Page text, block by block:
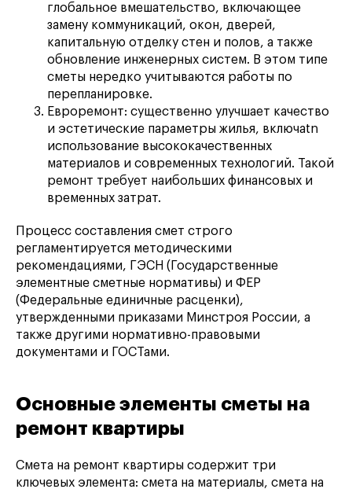
глобальное вмешательство, включающее
замену коммуникаций, окон, дверей,
капитальную отделку стен и полов, а также
обновление инженерных систем. В этом типе
сметы нередко учитываются работы по
перепланировке.
Евроремонт: существенно улучшает качество
и эстетические параметры жилья, включаtn
использование высококачественных
материалов и современных технологий. Такой
ремонт требует наибольших финансовых и
временных затрат.
Процесс составления смет строго
регламентируется методическими
рекомендациями, ГЭСН (Государственные
элементные сметные нормативы) и ФЕР
(Федеральные единичные расценки),
утвержденными приказами Минстроя России, а
также другими нормативно-правовыми
документами и ГОСТами.
Основные элементы сметы на
ремонт квартиры
Смета на ремонт квартиры содержит три
ключевых элемента: смета на материалы, смета на